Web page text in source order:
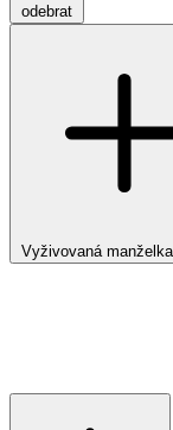
odebrat
Vyživovaná